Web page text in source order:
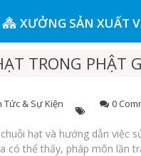
XƯỞNG SẢN XUẤT
TRONG PHẬT
Tức & Sự Kiện 0
hạt và hướng dẫn việc
có thể thấy, pháp môn lần